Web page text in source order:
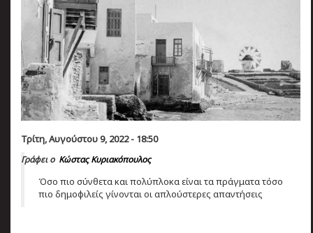
Τρίτη, Αυγούστου 9, 2022 - 18:50
Γράφει ο Κώστας Κυριακόπουλος
Όσο πιο σύνθετα και πολύπλοκα είναι τα πράγματα τόσο
πιο δημοφιλείς γίνονται οι απλούστερες απαντήσεις